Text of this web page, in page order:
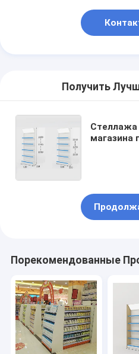
Получить
Стеллажа
магазина
Порекомендованные